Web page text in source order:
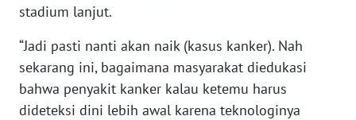
stadium lanjut.
“Jadi pasti nanti akan naik (kasus kanker). Nah
sekarang ini, bagaimana masyarakat diedukasi
bahwa penyakit kanker kalau ketemu harus
dideteksi dini lebih awal karena teknologinya
KEPRI
WN
PAPUA